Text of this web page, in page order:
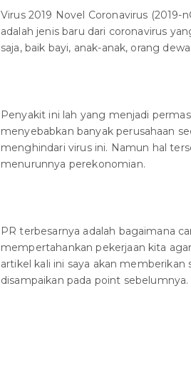
Virus 2019 Novel Coronavirus (2019-
adalah jenis baru dari coronavirus
saja, baik bayi, anak-anak, orang
Penyakit ini lah yang menjadi
menyebabkan banyak perusahaan
menghindari virus ini. Namun hal
menurunnya perekonomian.
PR terbesarnya adalah bagaimana
mempertahankan pekerjaan kita
artikel kali ini saya akan
disampaikan pada point sebelumnya.